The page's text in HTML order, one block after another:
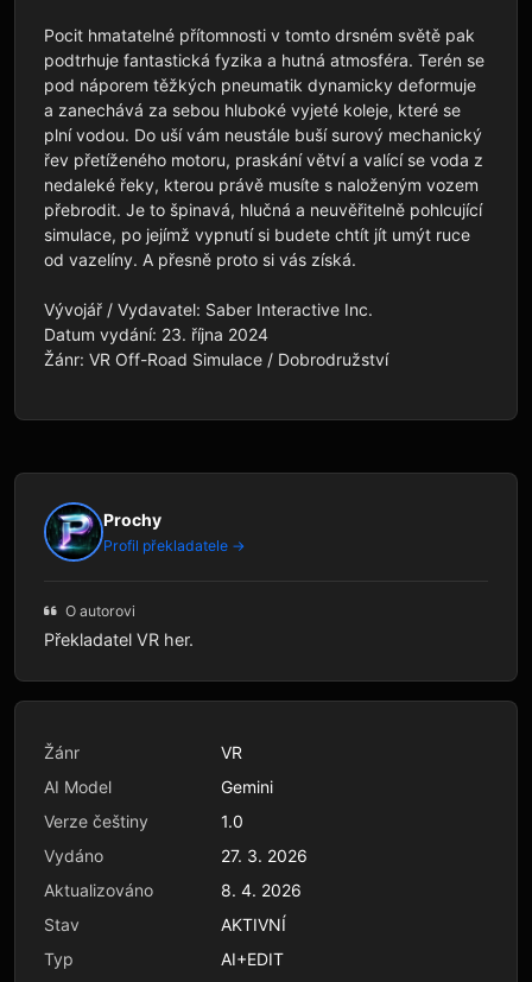
Pocit hmatatelné přítomnosti v tomto drsném světě pak
podtrhuje fantastická fyzika a hutná atmosféra. Terén se
pod náporem těžkých pneumatik dynamicky deformuje
a zanechává za sebou hluboké vyjeté koleje, které se
plní vodou. Do uší vám neustále buší surový mechanický
řev přetíženého motoru, praskání větví a valící se voda z
nedaleké řeky, kterou právě musíte s naloženým vozem
přebrodit. Je to špinavá, hlučná a neuvěřitelně pohlcující
simulace, po jejímž vypnutí si budete chtít jít umýt ruce
od vazelíny. A přesně proto si vás získá.
Vývojář / Vydavatel: Saber Interactive Inc.
Datum vydání: 23. října 2024
Žánr: VR Off-Road Simulace / Dobrodružství
Prochy
Profil překladatele →
O autorovi
Překladatel VR her.
Žánr
VR
AI Model
Gemini
Verze češtiny
1.0
Vydáno
27. 3. 2026
Aktualizováno
8. 4. 2026
Stav
AKTIVNÍ
Typ
AI+EDIT